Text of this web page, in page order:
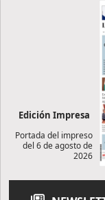
Edición Impresa
Portada del impreso
del 6 de agosto de
2026